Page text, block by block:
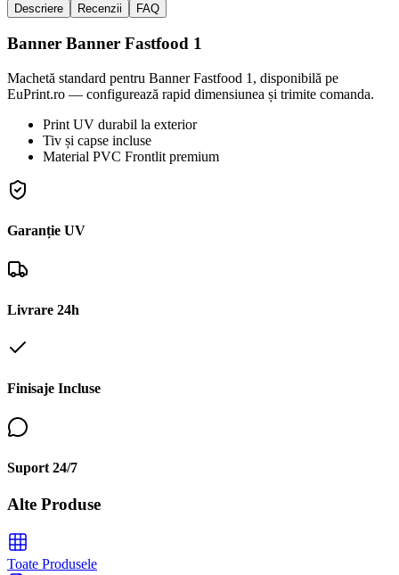
Descriere
Recenzii FAQ
Banner Banner Fastfood 1
Machetă standard pentru Banner Fastfood 1, disponibilă pe
EuPrint.ro — configurează rapid dimensiunea și trimite comanda.
Print UV durabil la exterior
Tiv și capse incluse
Material PVC Frontlit premium
Garanție UV
Livrare 24h
Finisaje Incluse
Suport 24/7
Alte Produse
Toate Produsele